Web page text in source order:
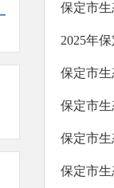
2025年
保定市
保定市
保定市
保定市